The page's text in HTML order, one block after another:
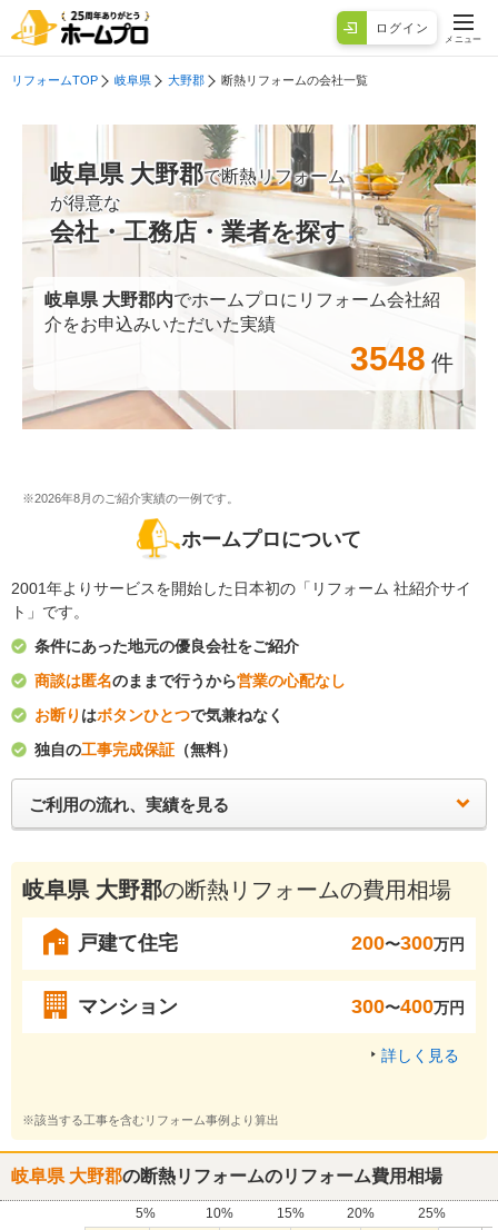
ログイン
メニュー
リフォームTOP 岐阜県 大野郡 断熱リフォームの会社一覧
岐阜県 大野郡で断熱リフォーム
が得意な
会社・工務店・業者を探す
岐阜県 大野郡内でホームプロにリフォーム会社紹
介をお申込みいただいた実績
3548 件
※2026年8月のご紹介実績の一例です。
ホームプロについて
2001年よりサービスを開始した日本初の「リフォーム 社紹介サイ
ト」です。
条件にあった地元の優良会社をご紹介
商談は匿名のままで行うから営業の心配なし
お断り はボタンひとつで気兼ねなく
独自の工事完成保証 （無料）
ご利用の流れ、実績を見る
岐阜県 大野郡の断熱リフォームの費用相場
戸建て住宅 200〜300万円
マンション 300〜400万円
詳しく見る
※該当する工事を含むリフォーム事例より算出
岐阜県 大野郡の断熱リフォームのリフォーム費用相場
5% 10% 15% 20%
25%